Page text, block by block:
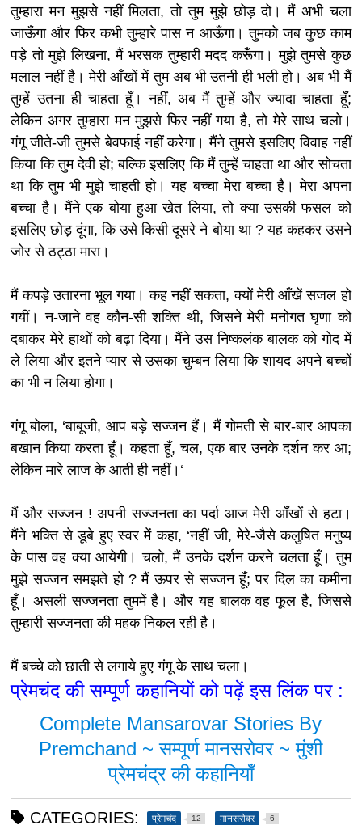
तुम्हारा मन मुझसे नहीं मिलता, तो तुम मुझे छोड़ दो। मैं अभी चला
जाऊँगा और फिर कभी तुम्हारे पास न आऊँगा। तुमको जब कुछ काम
पड़े तो मुझे लिखना, मैं भरसक तुम्हारी मदद करूँगा। मुझे तुमसे कुछ
मलाल नहीं है। मेरी आँखों में तुम अब भी उतनी ही भली हो। अब भी मैं
तुम्हें उतना ही चाहता हूँ। नहीं, अब मैं तुम्हें और ज्यादा चाहता हूँ;
लेकिन अगर तुम्हारा मन मुझसे फिर नहीं गया है, तो मेरे साथ चलो।
गंगू जीते-जी तुमसे बेवफाई नहीं करेगा। मैंने तुमसे इसलिए विवाह नहीं
किया कि तुम देवी हो; बल्कि इसलिए कि मैं तुम्हें चाहता था और सोचता
था कि तुम भी मुझे चाहती हो। यह बच्चा मेरा बच्चा है। मेरा अपना
बच्चा है। मैंने एक बोया हुआ खेत लिया, तो क्या उसकी फसल को
इसलिए छोड़ दूंगा, कि उसे किसी दूसरे ने बोया था ? यह कहकर उसने
जोर से ठट्ठा मारा।
मैं कपड़े उतारना भूल गया। कह नहीं सकता, क्यों मेरी आँखें सजल हो
गयीं। न-जाने वह कौन-सी शक्ति थी, जिसने मेरी मनोगत घृणा को
दबाकर मेरे हाथों को बढ़ा दिया। मैंने उस निष्कलंक बालक को गोद में
ले लिया और इतने प्यार से उसका चुम्बन लिया कि शायद अपने बच्चों
का भी न लिया होगा।
गंगू बोला, ‘बाबूजी, आप बड़े सज्जन हैं। मैं गोमती से बार-बार आपका
बखान किया करता हूँ। कहता हूँ, चल, एक बार उनके दर्शन कर आ;
लेकिन मारे लाज के आती ही नहीं।‘
मैं और सज्जन ! अपनी सज्जनता का पर्दा आज मेरी आँखों से हटा।
मैंने भक्ति से डूबे हुए स्वर में कहा, ‘नहीं जी, मेरे-जैसे कलुषित मनुष्य
के पास वह क्या आयेगी। चलो, मैं उनके दर्शन करने चलता हूँ। तुम
मुझे सज्जन समझते हो ? मैं ऊपर से सज्जन हूँ; पर दिल का कमीना
हूँ। असली सज्जनता तुममें है। और यह बालक वह फूल है, जिससे
तुम्हारी सज्जनता की महक निकल रही है।
मैं बच्चे को छाती से लगाये हुए गंगू के साथ चला।
प्रेमचंद की सम्पूर्ण कहानियों को पढ़ें इस लिंक पर :
Complete Mansarovar Stories By
Premchand ~ सम्पूर्ण मानसरोवर ~ मुंशी
प्रेमचंद्र की कहानियाँ
CATEGORIES: प्रेमचंद 12 मानसरोवर 6